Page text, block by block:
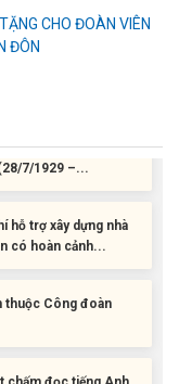
CHO ĐOÀN VIÊN
ĐÔNSĨ, THƯƠNG
động chào mừng
có hoàn cảnh...
trước khai...